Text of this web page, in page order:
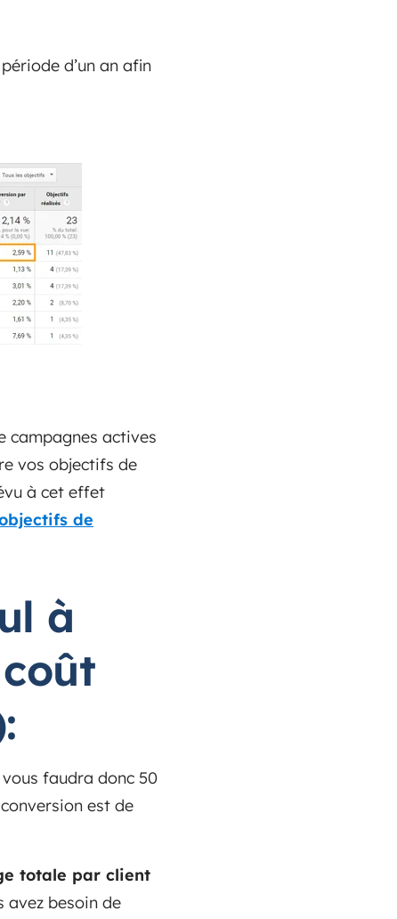
d’un an afin
campagnes actives
vos objectifs de
à cet effet
de
à
:
vous faudra donc 50
est de
totale par client
avez besoin de